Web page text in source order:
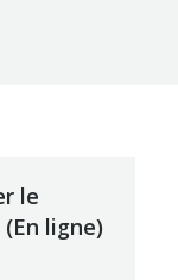
le
ligne)